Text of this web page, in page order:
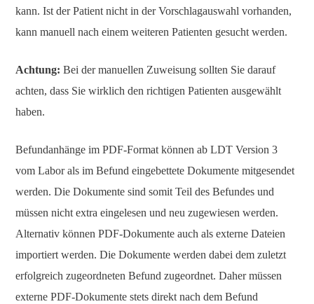
kann. Ist der Patient nicht in der Vorschlagauswahl vorhanden,
kann manuell nach einem weiteren Patienten gesucht werden.
Achtung: Bei der manuellen Zuweisung sollten Sie darauf
achten, dass Sie wirklich den richtigen Patienten ausgewählt
haben.
Befundanhänge im PDF-Format können ab LDT Version 3
vom Labor als im Befund eingebettete Dokumente mitgesendet
werden. Die Dokumente sind somit Teil des Befundes und
müssen nicht extra eingelesen und neu zugewiesen werden.
Alternativ können PDF-Dokumente auch als externe Dateien
importiert werden. Die Dokumente werden dabei dem zuletzt
erfolgreich zugeordneten Befund zugeordnet. Daher müssen
externe PDF-Dokumente stets direkt nach dem Befund